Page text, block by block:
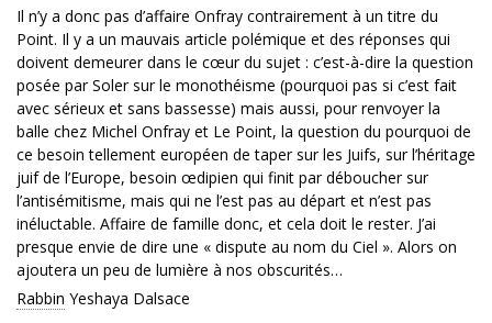
Il n’y a donc pas d’affaire Onfray contrairement à un titre du
Point. Il y a un mauvais article polémique et des réponses qui
doivent demeurer dans le cœur du sujet : c’est-à-dire la question
posée par Soler sur le monothéisme (pourquoi pas si c’est fait
avec sérieux et sans bassesse) mais aussi, pour renvoyer la
balle chez Michel Onfray et Le Point, la question du pourquoi de
ce besoin tellement européen de taper sur les Juifs, sur l’héritage
juif de l’Europe, besoin œdipien qui finit par déboucher sur
l’antisémitisme, mais qui ne l’est pas au départ et n’est pas
inéluctable. Affaire de famille donc, et cela doit le rester. J’ai
presque envie de dire une « dispute au nom du Ciel ». Alors on
ajoutera un peu de lumière à nos obscurités…
Rabbin Yeshaya Dalsace